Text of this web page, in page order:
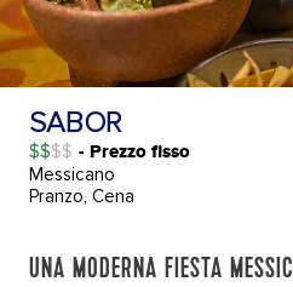
SABOR
$$ - Prezzo fisso
Messicano
Pranzo, Cena
UNA MODERNA FIESTA